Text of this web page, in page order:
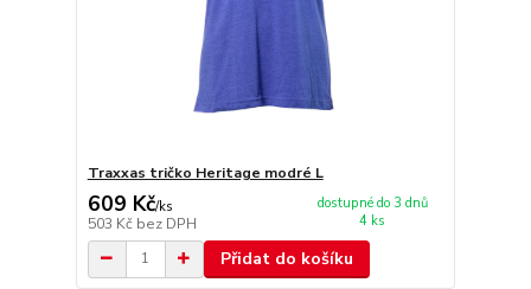
Traxxas tričko Heritage modré L
609 Kč/ks
503 Kč bez DPH
dostupné do 3 dnů
4 ks
Přidat do košíku